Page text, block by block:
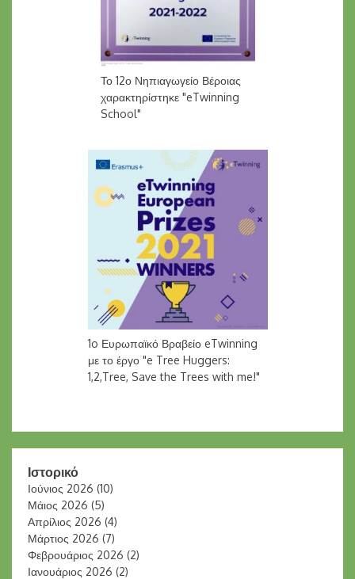
Το 12ο Νηπιαγωγείο Βέροιας
χαρακτηρίστηκε "eTwinning
School"
1o Ευρωπαϊκό Βραβείο eTwinning
με το έργο "e Tree Huggers:
1,2,Tree, Save the Trees with me!"
Ιστορικό
Ιούνιος 2026 (10)
Μάιος 2026 (5)
Απρίλιος 2026 (4)
Μάρτιος 2026 (7)
Φεβρουάριος 2026 (2)
Ιανουάριος 2026 (2)